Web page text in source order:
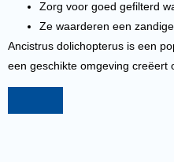
Zorg voor goed gefilterd
Ze waarderen een
Ancistrus dolichopterus is een
een geschikte omgeving creëert